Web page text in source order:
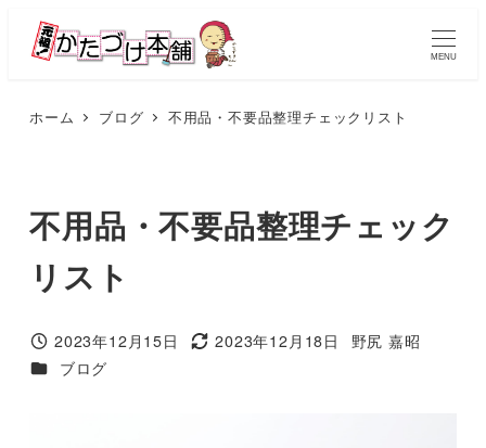
MENU
ホーム ブログ 不用品・不要品整理チェックリスト
不用品・不要品整理チェック
リスト
投稿日
2023年12月15日
更新日
2023年12月18日
著
野尻 嘉昭
カテゴリー
ブログ